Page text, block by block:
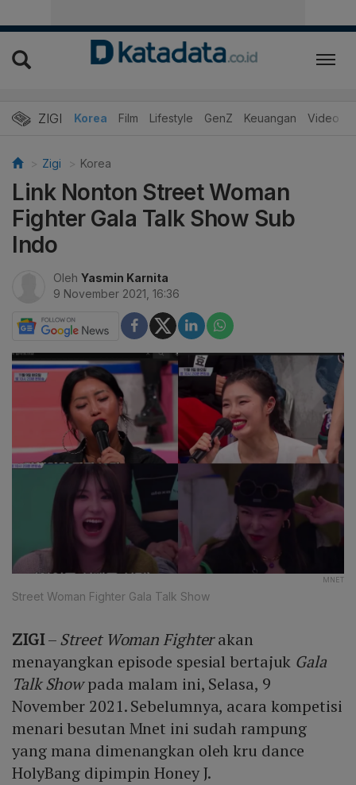
ZIGI
Hits Korea Film Lifestyle GenZ Keuangan Video
Zigi Korea
Link Nonton Street Woman
Fighter Gala Talk Show Sub
Indo
Oleh Yasmin Karnita
9 November 2021, 16:36
MNET
Street Woman Fighter Gala Talk Show
ZIGI–Street Woman Fighterakan
menayangkan episode spesial bertajuk Gala
Talk Showpada malam ini, Selasa, 9
November 2021. Sebelumnya, acara kompetisi
menari besutan Mnet ini sudah rampung
yang mana dimenangkan oleh kru dance
HolyBang dipimpin Honey J.